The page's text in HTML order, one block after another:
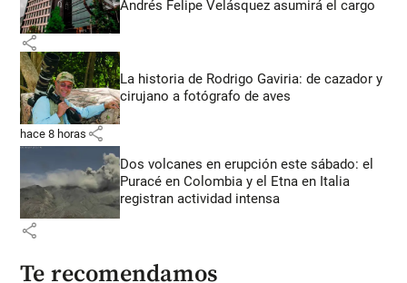
Andrés Felipe Velásquez asumirá el cargo
share
La historia de Rodrigo Gaviria: de cazador y
cirujano a fotógrafo de aves
hace 8 horas share
Dos volcanes en erupción este sábado: el
Puracé en Colombia y el Etna en Italia
registran actividad intensa
share
Te recomendamos